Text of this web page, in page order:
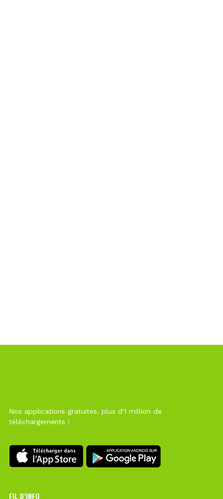
Nos applications gratuites, plus d'1 million de
téléchargements !
FIL D’INFO